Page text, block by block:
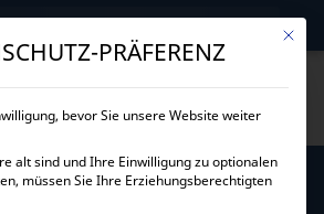
→
POWER CORD 25M 32A
Mit
PRÄFERENZ
bevor Sie unsere Website weiter
alt sind und Ihre Einwilligung zu optionalen
müssen Sie Ihre Erziehungsberechtigten